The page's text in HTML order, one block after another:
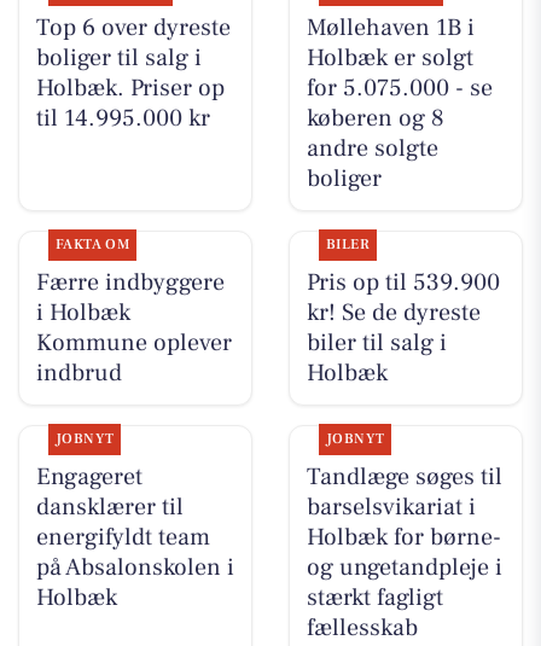
Top 6 over dyreste
boliger til salg i
Holbæk. Priser op
til 14.995.000 kr
Møllehaven 1B i
Holbæk er solgt
for 5.075.000 - se
køberen og 8
andre solgte
boliger
FAKTA OM
Færre indbyggere
i Holbæk
Kommune oplever
indbrud
BILER
Pris op til 539.900
kr! Se de dyreste
biler til salg i
Holbæk
JOBNYT
Engageret
dansklærer til
energifyldt team
på Absalonskolen i
Holbæk
JOBNYT
Tandlæge søges til
barselsvikariat i
Holbæk for børne-
og ungetandpleje i
stærkt fagligt
fællesskab